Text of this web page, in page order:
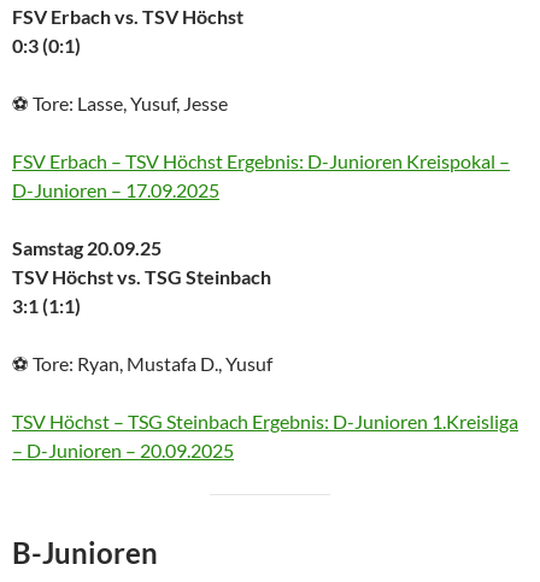
FSV Erbach vs. TSV Höchst
0:3 (0:1)
⚽ Tore: Lasse, Yusuf, Jesse
FSV Erbach – TSV Höchst Ergebnis: D-Junioren Kreispokal –
D-Junioren – 17.09.2025
Samstag 20.09.25
TSV Höchst vs. TSG Steinbach
3:1 (1:1)
⚽ Tore: Ryan, Mustafa D., Yusuf
TSV Höchst – TSG Steinbach Ergebnis: D-Junioren 1.Kreisliga
– D-Junioren – 20.09.2025
B-Junioren